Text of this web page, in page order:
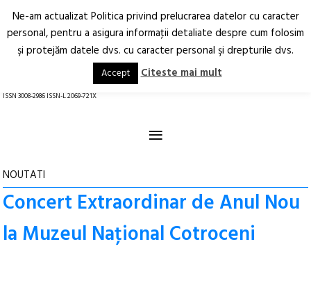
Arhitectură.
Oraș.
RO EN
ISSN 3008-2986 ISSN-L 2069-721X
≡
NOUTATI
Concert Extraordinar de Anul Nou
la Muzeul Naţional Cotroceni
Ne-am actualizat Politica privind prelucrarea datelor cu caracter
personal, pentru a asigura informaţii detaliate despre cum folosim
şi protejăm datele dvs. cu caracter personal şi drepturile dvs.
Accept Citeste mai mult